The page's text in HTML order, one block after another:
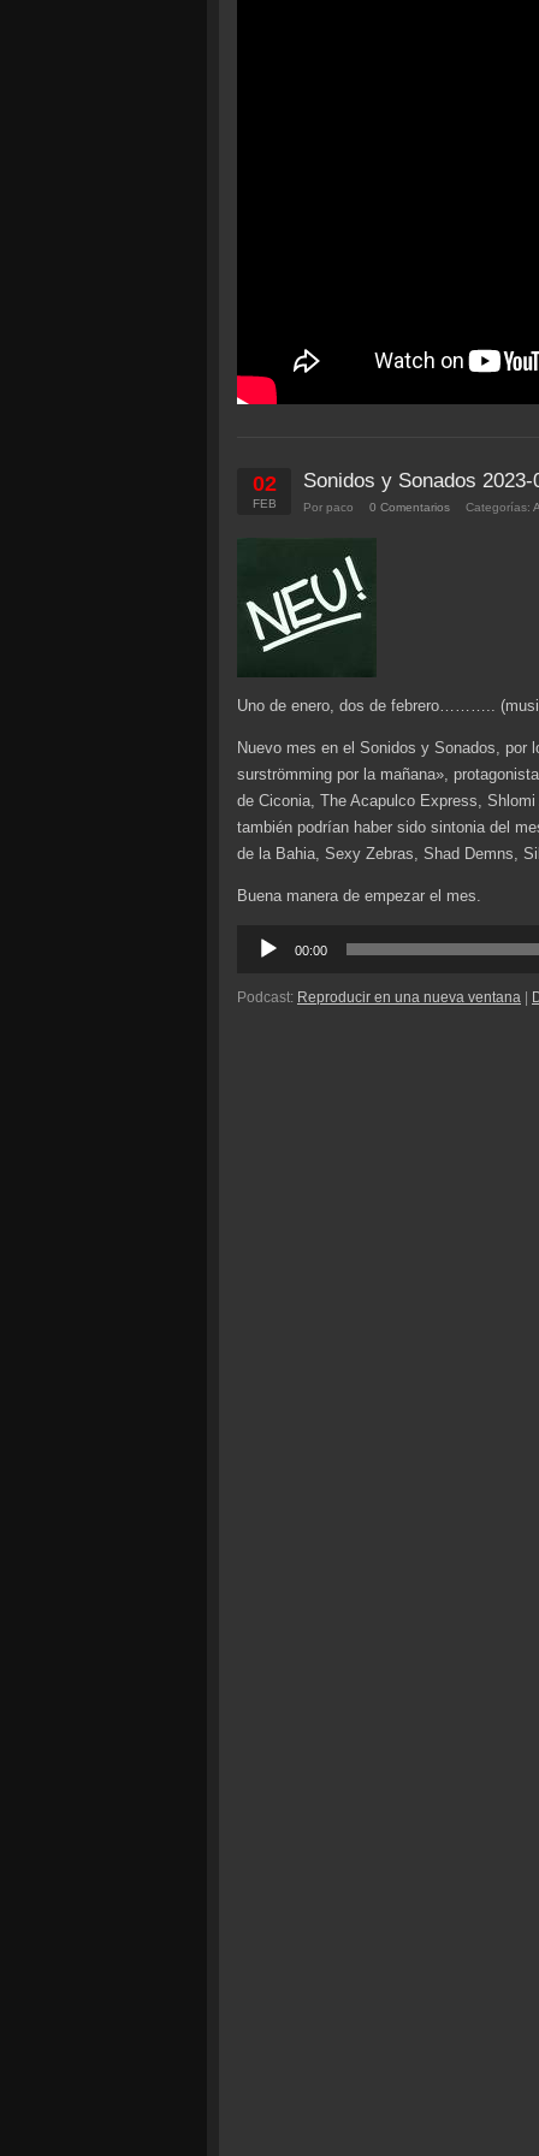
02
FEB
Sonidos y Sonados 2023-
Por paco 0 Comentarios Categorías:
Uno de enero, dos de febrero………..
Nuevo mes en el Sonidos y Sonados, por
surströmming por la mañana»,
de Ciconia, The Acapulco Express,
también podrían haber sido sintonia del
de la Bahia, Sexy Zebras, Shad Demns,
Buena manera de empezar el mes.
Reproductor
audio
00:00
Podcast: Reproducir en una nueva ventana |